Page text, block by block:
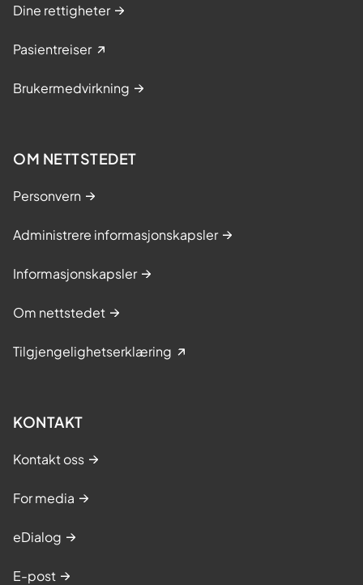
Dine rettigheter
Pasientreiser
Brukermedvirkning
OM NETTSTEDET
Personvern
Administrere informasjonskapsler
Informasjonskapsler
Om nettstedet
Tilgjengelighetserklæring
KONTAKT
Kontakt oss
For media
eDialog
E-post